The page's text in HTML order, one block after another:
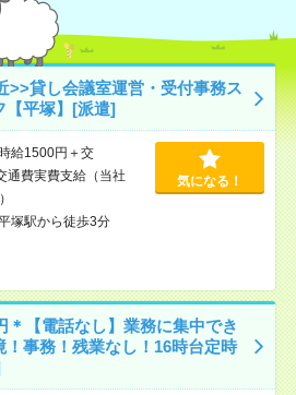
>>貸し会議室運営・受付事務ス
【平塚】[派遣]
給1500円＋交
通費実費支給（当社
塚駅から徒歩3分
気になる！
＊【電話なし】業務に集中でき
！事務！残業なし！16時台定時